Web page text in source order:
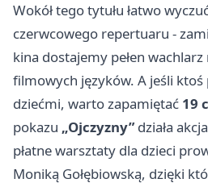
Wokół tego tytułu łatwo
czerwcowego repertuaru -
kina dostajemy pełen
filmowych języków. A jeśli ktoś
dziećmi, warto zapamiętać 19
pokazu „Ojczyzny”działa akcja
płatne warsztaty dla dzieci
Moniką Gołębiowską, dzięki